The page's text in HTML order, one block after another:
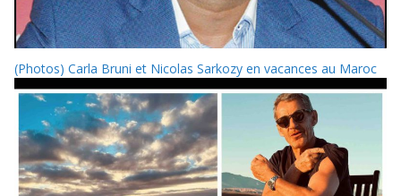
(Photos) Carla Bruni et Nicolas Sarkozy en vacances au Maroc